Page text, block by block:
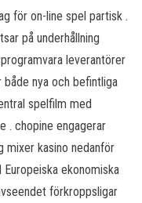
för on-line spel partisk .
på underhållning
leverantörer
nya och befintliga
spelfilm med
. chopine engagerar
mixer kasino nedanför
ekonomiska
förkroppsligar